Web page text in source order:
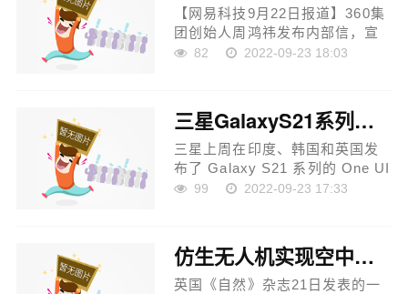
【网易科技9月22日报道】360集
团创始人周鸿祎发布内部信，宣
布360要握拳聚力，战略升级。
力，着力解决数字文明时代的新
问...
82 2022-09-23 18:03
三星GalaxyS21系列的Android13Beta更新现已在美国推出
三星上周在印度、韩国和英国发
布了 Galaxy S21 系列的 One UI
5。0 测试版更新。现在已经扩展
会员应用，使用您的三星帐户...
99 2022-09-23 17:33
仿生无人机实现空中建造3D“楼阁”
英国《自然》杂志21日发表的一